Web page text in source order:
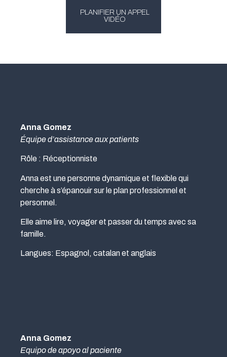
PLANIFIER UN APPEL
VIDÉO
Anna Gomez
Équipe d’assistance aux patients
Rôle : Réceptionniste
Anna est une personne dynamique et flexible qui
cherche à s’épanouir sur le plan professionnel et
personnel.
Elle aime lire, voyager et passer du temps avec sa
famille.
Langues: Espagnol, catalan et anglais
Anna Gomez
Equipo de apoyo al paciente